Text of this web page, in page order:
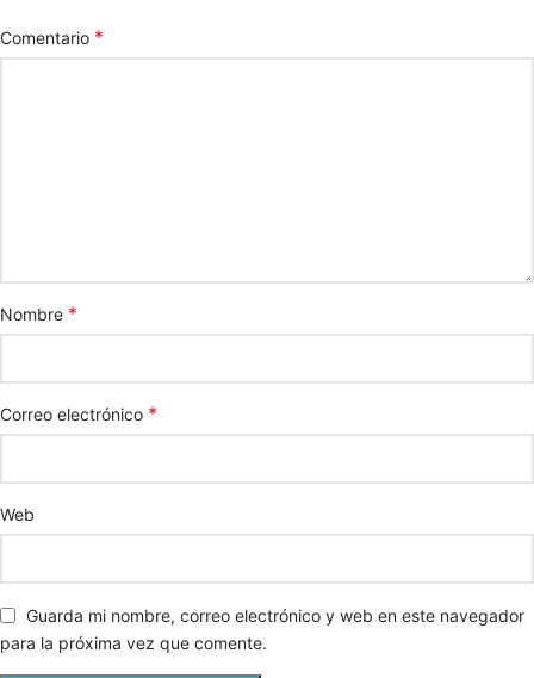
Comentario *
Nombre *
Correo electrónico *
Web
Guarda mi nombre, correo electrónico y web en este navegador
para la próxima vez que comente.